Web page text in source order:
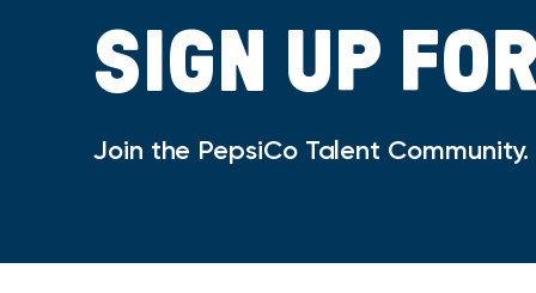
SIGN UP
Join the PepsiCo Talent